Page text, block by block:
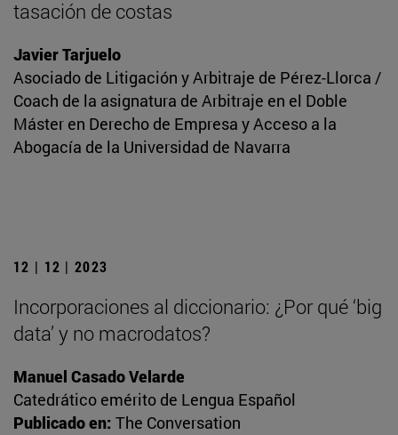
tasación de costas
Javier Tarjuelo
Asociado de Litigación y Arbitraje de Pérez-Llorca /
Coach de la asignatura de Arbitraje en el Doble
Máster en Derecho de Empresa y Acceso a la
Abogacía de la Universidad de Navarra
12 | 12 | 2023
Incorporaciones al diccionario: ¿Por qué ‘big
data’ y no macrodatos?
Manuel Casado Velarde
Catedrático emérito de Lengua Español
Publicado en: The Conversation